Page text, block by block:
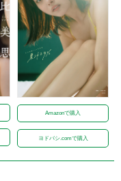
Amazonで購入
ヨドバシ.comで購入